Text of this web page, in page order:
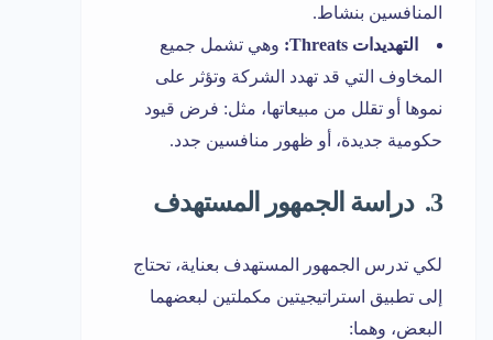
المنافسين بنشاط.
التهديدات Threats:
وهي تشمل جميع
المخاوف التي قد تهدد الشركة وتؤثر على
نموها أو تقلل من مبيعاتها، مثل: فرض قيود
حكومية جديدة، أو ظهور منافسين جدد.
3. دراسة الجمهور المستهدف
لكي تدرس الجمهور المستهدف بعناية، تحتاج
إلى تطبيق استراتيجيتين مكملتين لبعضهما
البعض، وهما: